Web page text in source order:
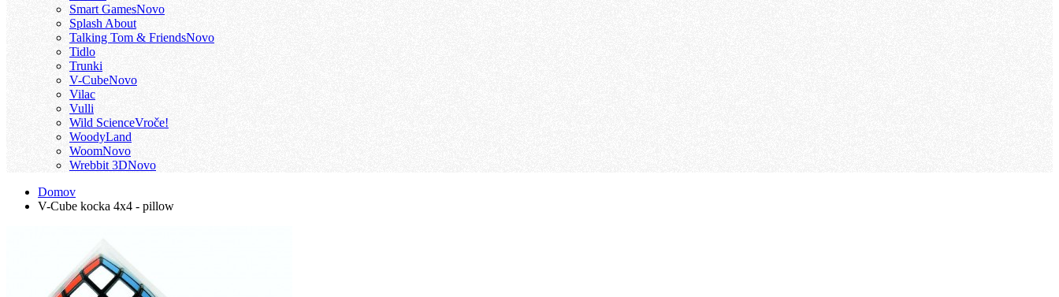
Smart GamesNovo
Splash About
Talking Tom & FriendsNovo
Tidlo
Trunki
V-CubeNovo
Vilac
Vulli
Wild ScienceVroče!
WoodyLand
WoomNovo
Wrebbit 3DNovo
Domov
V-Cube kocka 4x4 - pillow